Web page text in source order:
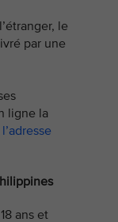
le
par une
ligne la
l’adresse
ans et